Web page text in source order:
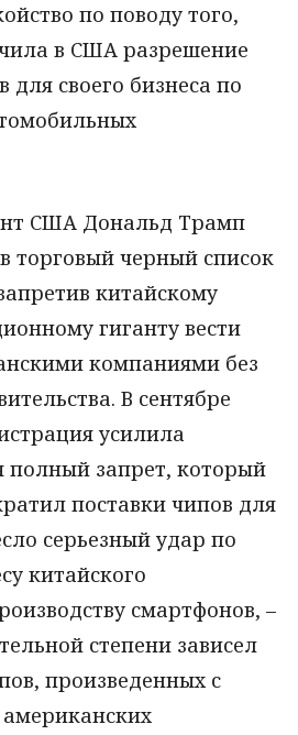
по поводу того,
в США разрешение
для своего бизнеса по
США Дональд Трамп
торговый черный список
китайскому
гиганту вести
компаниями без
В сентябре
усилила
полный запрет, который
поставки чипов для
серьезный удар по
китайского
смартфонов, –
степени зависел
произведенных с